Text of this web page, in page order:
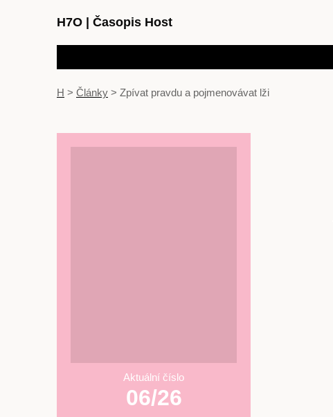
H7O Časopis Host
H > Články > Zpívat pravdu a pojmenovávat lži
Aktuální číslo
06/26